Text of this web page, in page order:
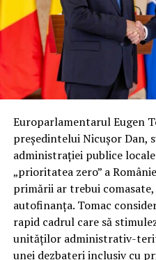
Europarlamentarul Eugen
președintelui Nicușor Dan,
administrației publice
„prioritatea zero” a
primării ar trebui
autofinanța. Tomac
rapid cadrul care să
unităților administrativ-
unei dezbateri inclusiv cu